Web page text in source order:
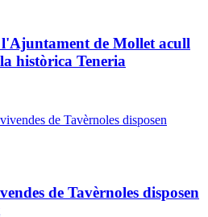
de Mollet acull
històrica Teneria
de Tavèrnoles disposen